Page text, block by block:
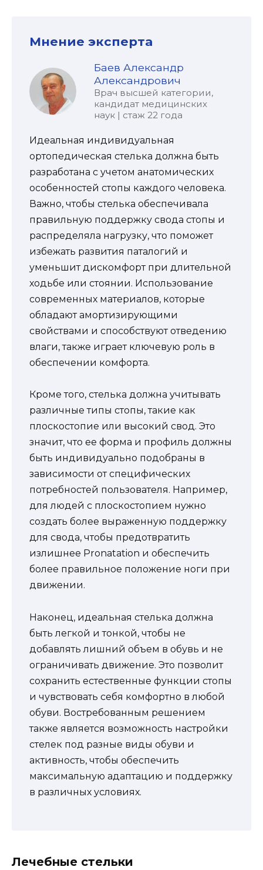
Мнение эксперта
Баев Александр
Александрович
Врач высшей категории,
кандидат медицинских
наук | стаж 22 года
Идеальная индивидуальная
ортопедическая стелька должна быть
разработана с учетом анатомических
особенностей стопы каждого человека.
Важно, чтобы стелька обеспечивала
правильную поддержку свода стопы и
распределяла нагрузку, что поможет
избежать развития паталогий и
уменьшит дискомфорт при длительной
ходьбе или стоянии. Использование
современных материалов, которые
обладают амортизирующими
свойствами и способствуют отведению
влаги, также играет ключевую роль в
обеспечении комфорта.
Кроме того, стелька должна учитывать
различные типы стопы, такие как
плоскостопие или высокий свод. Это
значит, что ее форма и профиль должны
быть индивидуально подобраны в
зависимости от специфических
потребностей пользователя. Например,
для людей с плоскостопием нужно
создать более выраженную поддержку
для свода, чтобы предотвратить
излишнее Pronatation и обеспечить
более правильное положение ноги при
движении.
Наконец, идеальная стелька должна
быть легкой и тонкой, чтобы не
добавлять лишний объем в обувь и не
ограничивать движение. Это позволит
сохранить естественные функции стопы
и чувствовать себя комфортно в любой
обуви. Востребованным решением
также является возможность настройки
стелек под разные виды обуви и
активность, чтобы обеспечить
максимальную адаптацию и поддержку
в различных условиях.
Лечебные стельки